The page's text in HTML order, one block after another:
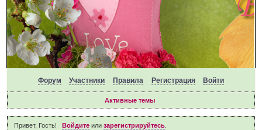
Форум Участники Правила Регистрация Войти
Активные темы
Привет, Гость! Войдитеили зарегистрируйтесь.